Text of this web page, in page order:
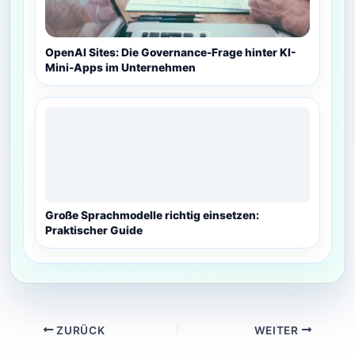
OpenAI Sites: Die Governance-Frage hinter KI-
Mini-Apps im Unternehmen
Große Sprachmodelle richtig einsetzen:
Praktischer Guide
ZURÜCK WEITER